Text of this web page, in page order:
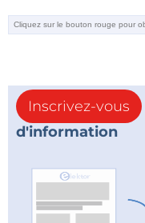
Inscrivez-vous
d'information